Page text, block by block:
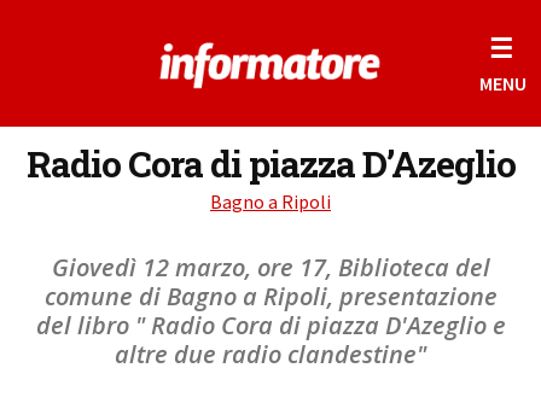
☰
MENU
Radio Cora di piazza D’Azeglio
Bagno a Ripoli
Giovedì 12 marzo, ore 17, Biblioteca del
comune di Bagno a Ripoli, presentazione
del libro " Radio Cora di piazza D'Azeglio e
altre due radio clandestine"